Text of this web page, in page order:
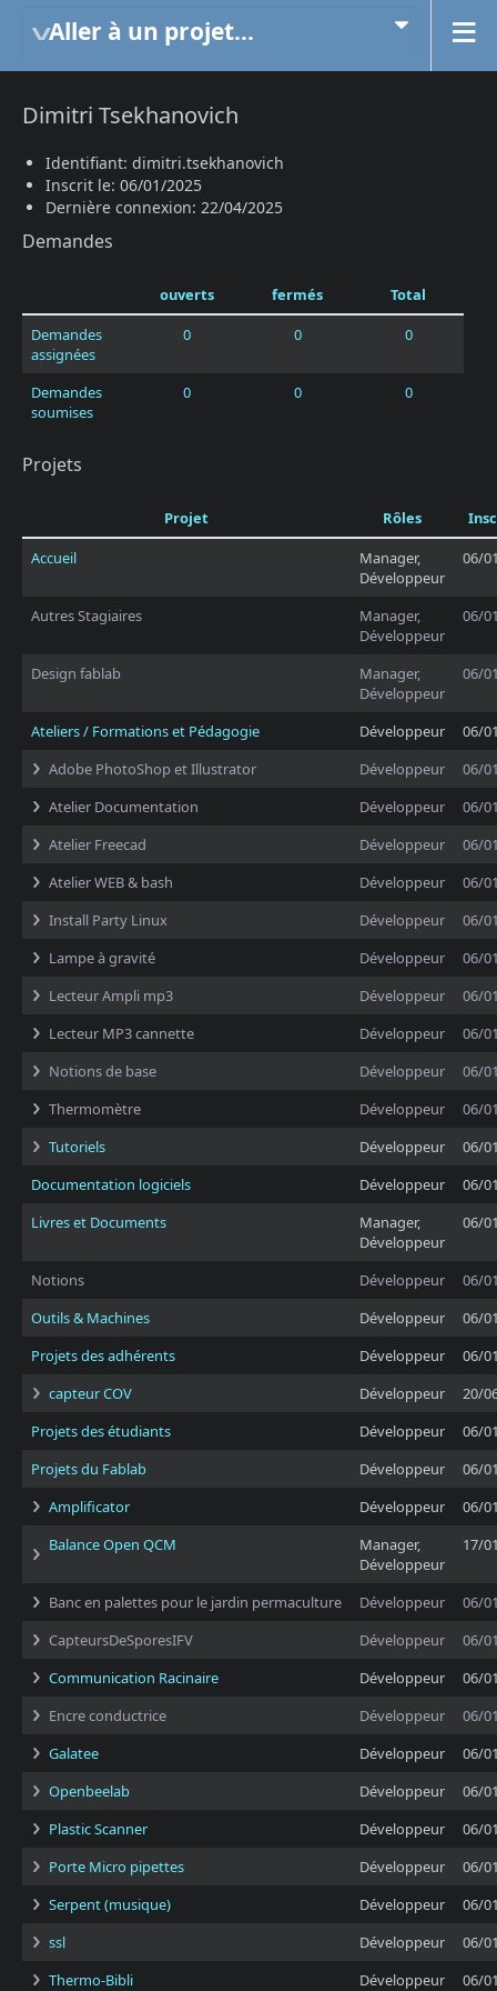
Aller à un projet...
Dimitri Tsekhanovich
Identifiant: dimitri.tsekhanovich
Inscrit le: 06/01/2025
Dernière connexion: 22/04/2025
Demandes
ouverts fermés
Total
Demandes
assignées
0 0 0
Demandes
soumises
0 0 0
Projets
Projet Rôles
Accueil
Manager,
Développeur
06/
Autres Stagiaires
Manager,
Développeur
06/
Design fablab
Manager,
Développeur
06/
Ateliers / Formations et Pédagogie Développeur
06/
Adobe PhotoShop et Illustrator
Développeur
06/
Atelier Documentation
Développeur
06/
Atelier Freecad
Développeur
06/
Atelier WEB & bash
Développeur
06/
Install Party Linux
Développeur
06/
Lampe à gravité
Développeur
06/
Lecteur Ampli mp3
Développeur
06/
Lecteur MP3 cannette
Développeur
06/
Notions de base
Développeur
06/
Thermomètre
Développeur
06/
Tutoriels
Développeur
06/
Documentation logiciels
Développeur
06/
Livres et Documents
Manager,
Développeur
06/
Notions Développeur
06/
Outils & Machines
Développeur
06/
Projets des adhérents
Développeur
06/
capteur COV
Développeur
20/
Projets des étudiants
Développeur
06/
Projets du Fablab
Développeur
06/
Amplificator
Développeur
06/
Balance Open QCM
Manager,
Développeur
17/
Banc en palettes pour le jardin permaculture Développeur
06/
CapteursDeSporesIFV
Développeur
06/
Communication Racinaire
Développeur
06/
Encre conductrice
Développeur
06/
Galatee
Développeur
06/
Openbeelab
Développeur
06/
Plastic Scanner
Développeur
06/
Porte Micro pipettes
Développeur
06/
Serpent (musique)
Développeur
06/
ssl
Développeur
06/
Thermo-Bibli
Développeur 06/